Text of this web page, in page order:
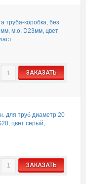
труба-коробка, без
м.о. D23мм, цвет
ЗАКАЗАТЬ
для труб диаметр 20
цвет серый,
ЗАКАЗАТЬ